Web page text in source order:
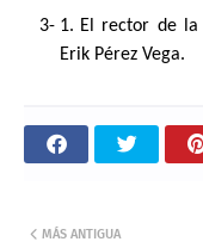
El rector de la
Erik Pérez Vega.
MÁS ANTIGUA